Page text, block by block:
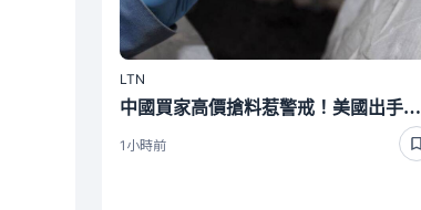
LTN
中國買家高價搶料惹警戒！美國出手鎖「這2個」關鍵金屬 禁出口1年
1小時前